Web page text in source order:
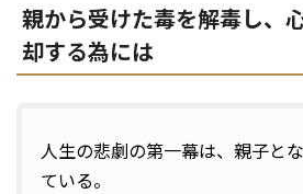
親から受けた毒を解毒し、
却する為には
人生の悲劇の第一幕は、親子と
ている。